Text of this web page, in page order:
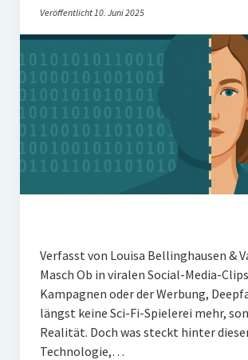
Veröffentlicht 10. Juni 2025
Verfasst von Louisa Bellinghausen &
Masch Ob in viralen Social-Media-
Kampagnen oder der Werbung,
längst keine Sci-Fi-Spielerei mehr,
Realität. Doch was steckt hinter
Technologie,…